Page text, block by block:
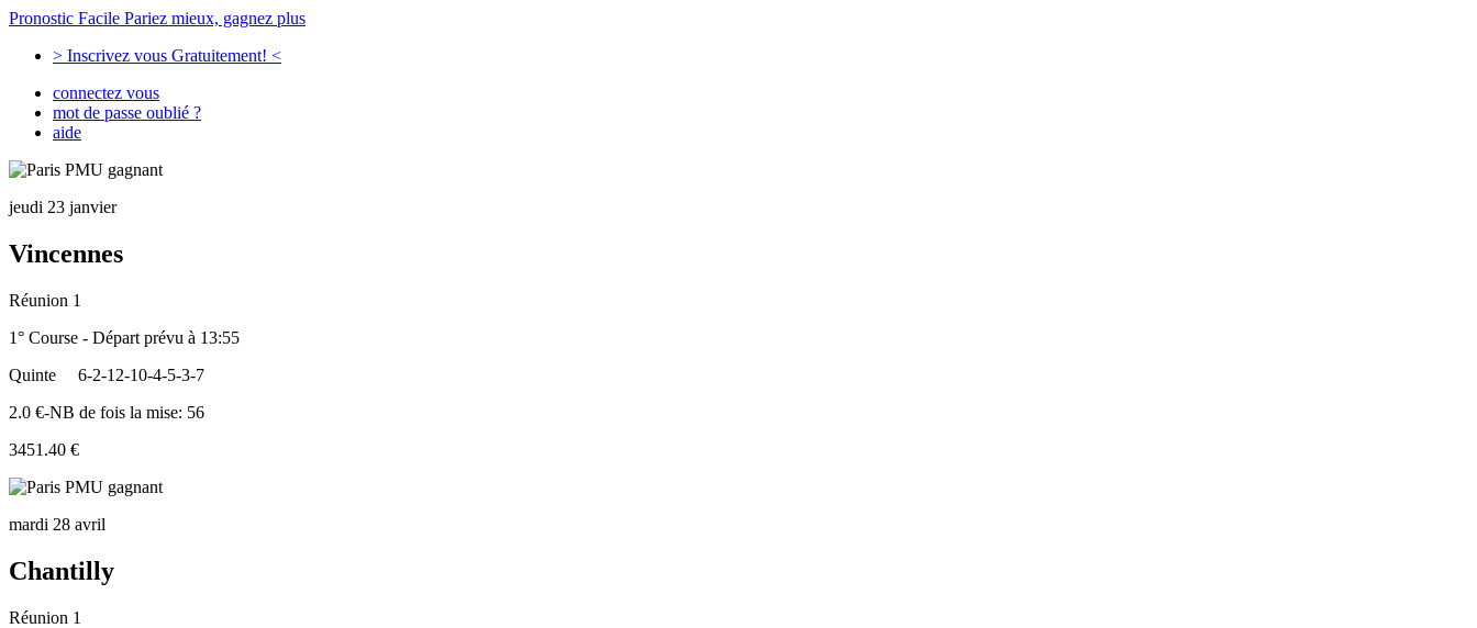
Pronostic Facile Pariez mieux, gagnez plus
> Inscrivez vous Gratuitement! <
connectez vous
mot de passe oublié ?
aide
jeudi 23 janvier
Vincennes
Réunion 1
1° Course - Départ prévu à 13:55
Quinte
6-2-12-10-4-5-3-7
2.0 €-NB de fois la mise: 56
3451.40 €
mardi 28 avril
Chantilly
Réunion 1